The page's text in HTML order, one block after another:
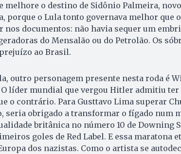
melhore o destino de Sidônio Palmeira,
porque o Lula tonto governava melhor que
nos documentos: não havia sequer um
do Mensalão ou do Petrolão. Os
ao Brasil.
outro personagem presente nesta roda é
O líder mundial que vergou Hitler admitiu
o contrário. Para Gusttavo Lima superar
seria obrigado a transformar o fígado num
britânica no número 10 de Downing
goles de Red Label. E essa maratona
dos nazistas. Como o artista se